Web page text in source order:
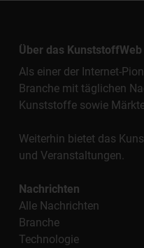
Über das KunststoffWeb
Als einer der Internet-
Branche mit täglichen
Kunststoffe sowie
Weiterhin bietet das
und Veranstaltungen.
Nachrichten
Alle Nachrichten
Branche
Technologie